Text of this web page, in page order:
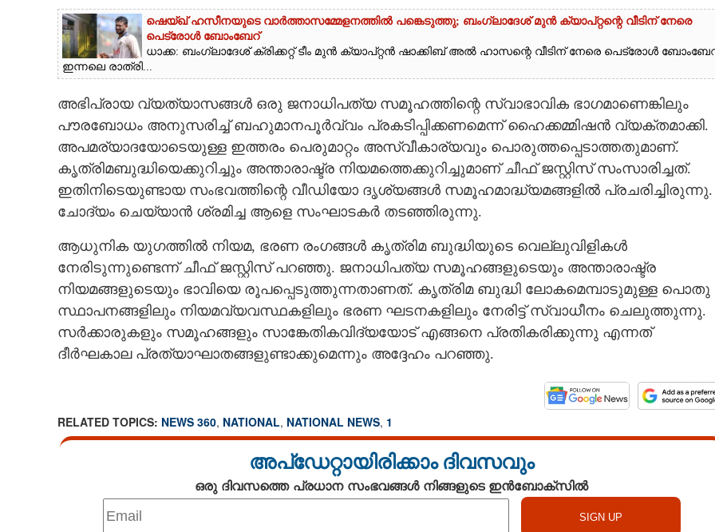
ഷെയ്ഖ് ഹസീനയുടെ വാർത്താസമ്മേളനത്തിൽ പങ്കെടുത്തു; ബംഗ്ലാദേശ് മുൻ ക്യാപ്റ്റന്റെ വീടിന് നേരെ
പെട്രോൾ ബോംബേറ്
ധാക്ക: ബംഗ്ലാദേശ് ക്രിക്കറ്റ് ടീം മുൻ ക്യാപ്റ്റൻ ഷാക്കിബ് അൽ ഹാസന്റെ വീടിന് നേരെ പെട്രോൾ
ഇന്നലെ രാത്രി...
അഭിപ്രായ വ്യത്യാസങ്ങൾ ഒരു ജനാധിപത്യ സമൂഹത്തിന്റെ സ്വാഭാവിക ഭാഗമാണെങ്കിലും
പൗരബോധം അനുസരിച്ച് ബഹുമാനപൂർവ്വം പ്രകടിപ്പിക്കണമെന്ന് ഹൈക്കമ്മിഷൻ വ്യക്തമാക്കി.
അപമര്യാദയോടെയുള്ള ഇത്തരം പെരുമാറ്റം അസ്വീകാര്യവും പൊരുത്തപ്പെടാത്തതുമാണ്.
കൃത്രിമബുദ്ധിയെക്കുറിച്ചും അന്താരാഷ്ട്ര നിയമത്തെക്കുറിച്ചുമാണ് ചീഫ് ജസ്റ്റിസ് സംസാരിച്ചത്.
ഇതിനിടെയുണ്ടായ സംഭവത്തിന്റെ വീഡിയോ ദൃശ്യങ്ങൾ സമൂഹമാദ്ധ്യമങ്ങളിൽ പ്രചരിച്ചിരുന്നു.
ചോദ്യം ചെയ്യാൻ ശ്രമിച്ച ആളെ സംഘാടകർ തടഞ്ഞിരുന്നു.
ആധുനിക യുഗത്തിൽ നിയമ, ഭരണ രംഗങ്ങൾ കൃത്രിമ ബുദ്ധിയുടെ വെല്ലുവിളികൾ
നേരിടുന്നുണ്ടെന്ന് ചീഫ് ജസ്റ്റിസ് പറഞ്ഞു. ജനാധിപത്യ സമൂഹങ്ങളുടെയും അന്താരാഷ്ട്ര
നിയമങ്ങളുടെയും ഭാവിയെ രൂപപ്പെടുത്തുന്നതാണത്. കൃത്രിമ ബുദ്ധി ലോകമെമ്പാടുമുള്ള പൊതു
സ്ഥാപനങ്ങളിലും നിയമവ്യവസ്ഥകളിലും ഭരണ ഘടനകളിലും നേരിട്ട് സ്വാധീനം ചെലുത്തുന്നു.
സർക്കാരുകളും സമൂഹങ്ങളും സാങ്കേതികവിദ്യയോട് എങ്ങനെ പ്രതികരിക്കുന്നു എന്നത്
ദീർഘകാല പ്രത്യാഘാതങ്ങളുണ്ടാക്കുമെന്നും അദ്ദേഹം പറഞ്ഞു.
RELATED TOPICS: NEWS 360, NATIONAL, NATIONAL NEWS, 1
അപ്ഡേറ്റായിരിക്കാം ദിവസവും
ഒരു ദിവസത്തെ പ്രധാന സംഭവങ്ങൾ നിങ്ങളുടെ ഇൻബോക്സിൽ